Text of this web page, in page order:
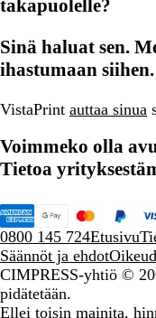
takapuolelle?
Sinä haluat sen.
ihastumaan siihen.
VistaPrint auttaa sinua
Voimmeko olla
Tietoa
0800 145 724Etusivu
Säännöt ja ehdot
CIMPRESS-yhtiö ©
pidätetään.
Ellei toisin mainita,